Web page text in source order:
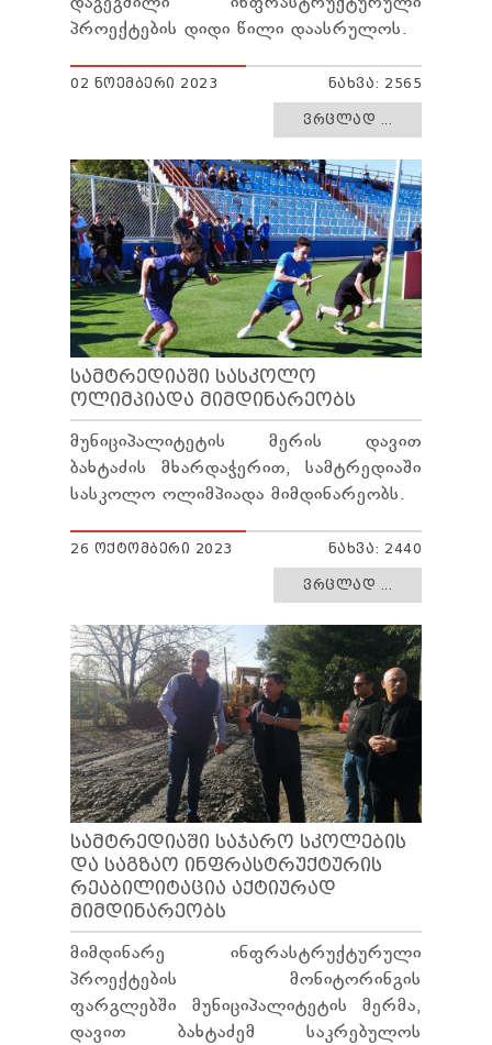
პროექტების დიდი წილი დაასრულოს.
02 ᲜᲝᲔᲛᲑᲔᲠᲘ 2023 ᲜᲐᲮᲕᲐ: 2565
ᲕᲠᲪᲚᲐᲓ ...
ᲡᲐᲛᲢᲠᲔᲓᲘᲐᲨᲘ ᲡᲐᲡᲙᲝᲚᲝ
ᲝᲚᲘᲛᲞᲘᲐᲓᲐ ᲛᲘᲛᲓᲘᲜᲐᲠᲔᲝᲑᲡ
მუნიციპალიტეტის მერის დავით
ბახტაძის მხარდაჭერით, სამტრედიაში
სასკოლო ოლიმპიადა მიმდინარეობს.
26 ᲝᲥᲢᲝᲛᲑᲔᲠᲘ 2023 ᲜᲐᲮᲕᲐ: 2440
ᲕᲠᲪᲚᲐᲓ ...
ᲡᲐᲛᲢᲠᲔᲓᲘᲐᲨᲘ ᲡᲐᲯᲐᲠᲝ ᲡᲙᲝᲚᲔᲑᲘᲡ
ᲓᲐ ᲡᲐᲒᲖᲐᲝ ᲘᲜᲤᲠᲐᲡᲢᲠᲣᲥᲢᲣᲠᲘᲡ
ᲠᲔᲐᲑᲘᲚᲘᲢᲐᲪᲘᲐ ᲐᲥᲢᲘᲣᲠᲐᲓ
ᲛᲘᲛᲓᲘᲜᲐᲠᲔᲝᲑᲡ
მიმდინარე ინფრასტრუქტურული
პროექტების მონიტორინგის
ფარგლებში მუნიციპალიტეტის მერმა,
დავით ბახტაძემ საკრებულოს